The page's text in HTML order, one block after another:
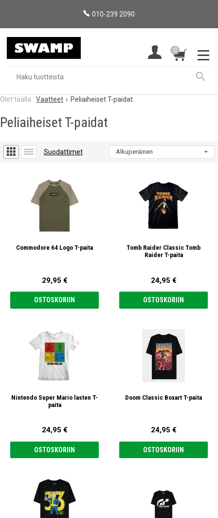
010-239 2090
0
Vaatteet Peliaiheiset T-paidat
Peliaiheiset T-paidat
Suodattimet
Commodore 64 Logo T-paita
29,95 €
OSTOSKORIIN
Tomb Raider Classic Tomb
Raider T-paita
24,95 €
OSTOSKORIIN
Nintendo Super Mario lasten T-
paita
24,95 €
OSTOSKORIIN
Doom Classic Boxart T-paita
24,95 €
OSTOSKORIIN